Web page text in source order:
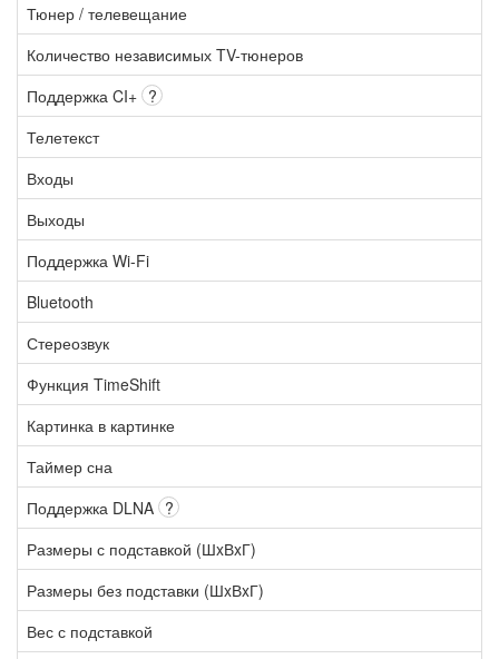
Тюнер / телевещание
Количество независимых TV-тюнеров
Поддержка CI+ ?
Телетекст
Входы
Выходы
Поддержка Wi-Fi
Bluetooth
Стереозвук
Функция TimeShift
Картинка в картинке
Таймер сна
Поддержка DLNA ?
Размеры с подставкой (ШxВxГ)
Размеры без подставки (ШxВxГ)
Вес с подставкой